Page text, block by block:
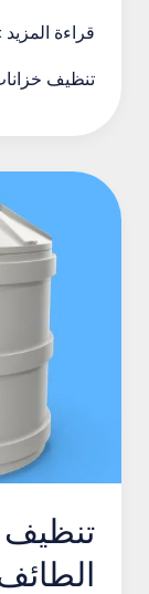
تنظيف
قراءة المزيد
تنظيف
تنظيف